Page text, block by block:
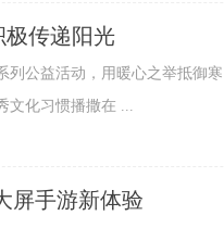
极传递阳光
列公益活动，用暖心之举抵御寒
文化习惯播撒在 ...
屏手游新体验